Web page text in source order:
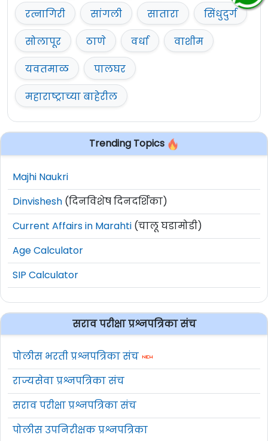
रत्नागिरी
सांगली सातारा
सिंधुदुर्ग
सोलापूर
ठाणे वर्धा
वाशीम
यवतमाळ
पालघर
महाराष्ट्राच्या बाहेरील
Trending Topics
Majhi Naukri
Dinvishesh (दिनविशेष दिनदर्शिका)
Current Affairs in Marahti (चालू घडामोडी)
Age Calculator
SIP Calculator
सराव परीक्षा प्रश्नपत्रिका संच
पोलीस भरती प्रश्नपत्रिका संच
राज्यसेवा प्रश्नपत्रिका संच
सराव परीक्षा प्रश्नपत्रिका संच
पोलीस उपनिरीक्षक प्रश्नपत्रिका